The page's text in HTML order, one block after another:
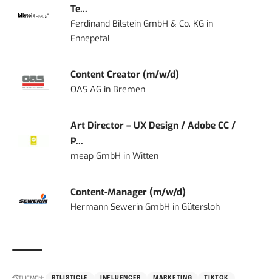
Te...
Ferdinand Bilstein GmbH & Co. KG in
Ennepetal
Content Creator (m/w/d)
OAS AG in Bremen
Art Director – UX Design / Adobe CC /
P...
meap GmbH inWitten
Content-Manager (m/w/d)
Hermann Sewerin GmbH inGütersloh
BTLISTICLE INFLUENCER MARKETING TIKTOK